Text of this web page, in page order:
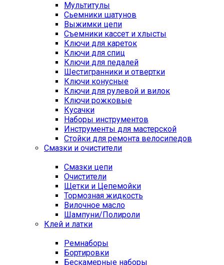
Мультитулы
Сьемники шатунов
Выжимки цепи
Съемники кассет и хлысты
Ключи для кареток
Ключи для спиц
Ключи для педалей
Шестигранники и отвертки
Ключи конусные
Ключи для рулевой и вилок
Ключи рожковые
Кусачки
Наборы инструментов
Инструменты для мастерской
Стойки для ремонта велосипедов
Смазки и очистители
Смазки цепи
Очистители
Щетки и Цепемойки
Тормозная жидкость
Вилочное масло
Шампуни/Полироли
Клей и латки
Ремнаборы
Бортировки
Бескамерные наборы